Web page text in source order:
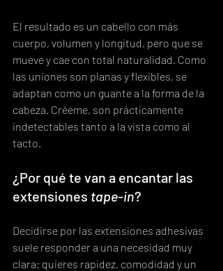
El resultado es un cabello con más
cuerpo, volumen y longitud, pero que se
mueve y cae con total naturalidad. Como
las uniones son planas y flexibles, se
adaptan como un guante a la forma de la
cabeza. Créeme, son prácticamente
indetectables tanto a la vista como al
tacto.
¿Por qué te van a encantar las
extensiones tape-in?
Decidirse por las extensiones adhesivas
suele responder a una necesidad muy
clara: quieres rapidez, comodidad y un